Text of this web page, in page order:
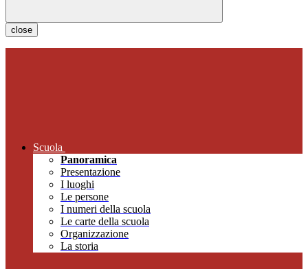
close
Scuola
Panoramica
Presentazione
I luoghi
Le persone
I numeri della scuola
Le carte della scuola
Organizzazione
La storia